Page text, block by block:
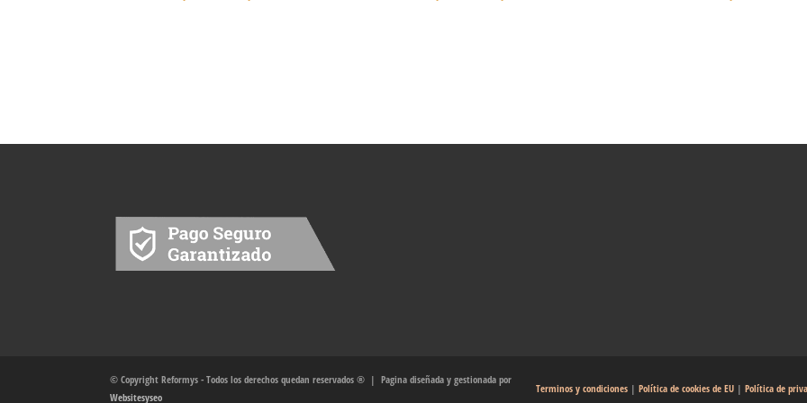
© Copyright Reformys - Todos los derechos quedan reservados ® | Pagina diseñada y gestionada por
Websitesyseo
Terminos y condiciones | Política de cookies de EU | Política de